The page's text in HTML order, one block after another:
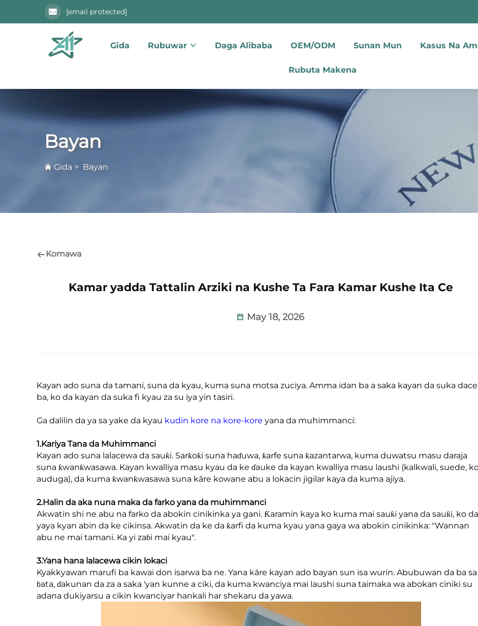
[email protected]
Gida Rubuwar Daga Alibaba OEM/ODM Sunan Mun Kasus Na
Rubuta Makena
Bayan
Gida > Bayan
Komawa
Kamar yadda Tattalin Arziki na Kushe Ta Fara Kamar Kushe Ita Ce
May 18, 2026
Kayan ado suna da tamani, suna da kyau, kuma suna motsa zuciya. Amma idan ba a saka kayan da suka dace
ba, ko da kayan da suka fi kyau za su iya yin tasiri.
Ga dalilin da ya sa yake da kyau kudin kore na kore-kore yana da muhimmanci:
1.Kariya Tana da Muhimmanci
Kayan ado suna lalacewa da sauƙi. Sarƙoƙi suna haɗuwa, ƙarfe suna ƙazantarwa, kuma duwatsu masu daraja
suna ƙwanƙwasawa. Kayan kwalliya masu kyau da ke ɗauke da kayan kwalliya masu laushi (kalkwali, suede,
auduga), da kuma ƙwanƙwasawa suna kāre kowane abu a lokacin jigilar kaya da kuma ajiya.
2.Halin da aka nuna maka da farko yana da muhimmanci
Akwatin shi ne abu na farko da abokin cinikinka ya gani. Ƙaramin kaya ko kuma mai sauƙi yana da sauƙi, ko da
yaya kyan abin da ke cikinsa. Akwatin da ke da ƙarfi da kuma kyau yana gaya wa abokin cinikinka: "Wannan
abu ne mai tamani. Ka yi zaɓi mai kyau".
3.Yana hana lalacewa cikin lokaci
Kyakkyawan marufi ba kawai don isarwa ba ne. Yana kāre kayan ado bayan sun isa wurin. Abubuwan da ba sa
ɓata, ɗakunan da za a saka 'yan kunne a ciki, da kuma kwanciya mai laushi suna taimaka wa abokan ciniki su
adana dukiyarsu a cikin kwanciyar hankali har shekaru da yawa.